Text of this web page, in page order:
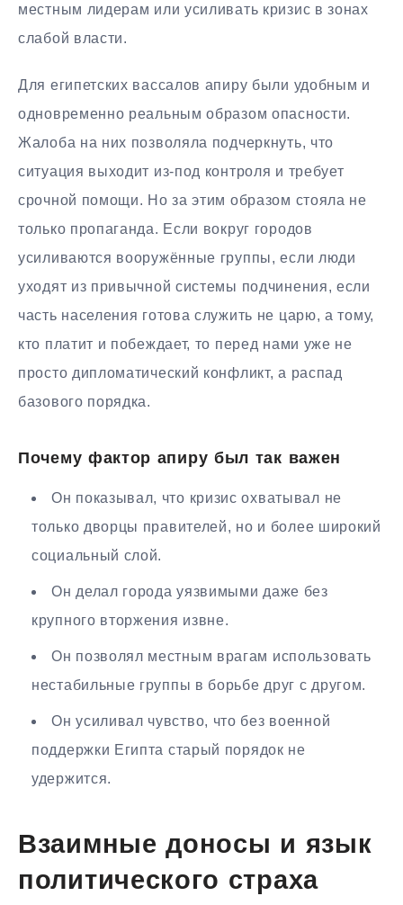
местным лидерам или усиливать кризис в зонах
слабой власти.
Для египетских вассалов апиру были удобным и
одновременно реальным образом опасности.
Жалоба на них позволяла подчеркнуть, что
ситуация выходит из-под контроля и требует
срочной помощи. Но за этим образом стояла не
только пропаганда. Если вокруг городов
усиливаются вооружённые группы, если люди
уходят из привычной системы подчинения, если
часть населения готова служить не царю, а тому,
кто платит и побеждает, то перед нами уже не
просто дипломатический конфликт, а распад
базового порядка.
Почему фактор апиру был так важен
Он показывал, что кризис охватывал не
только дворцы правителей, но и более широкий
социальный слой.
Он делал города уязвимыми даже без
крупного вторжения извне.
Он позволял местным врагам использовать
нестабильные группы в борьбе друг с другом.
Он усиливал чувство, что без военной
поддержки Египта старый порядок не
удержится.
Взаимные доносы и язык
политического страха